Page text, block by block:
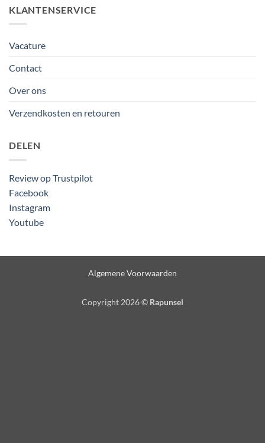
KLANTENSERVICE
Vacature
Contact
Over ons
Verzendkosten en retouren
DELEN
Review op Trustpilot
Facebook
Instagram
Youtube
Algemene Voorwaarden
Copyright 2026 © Rapunsel